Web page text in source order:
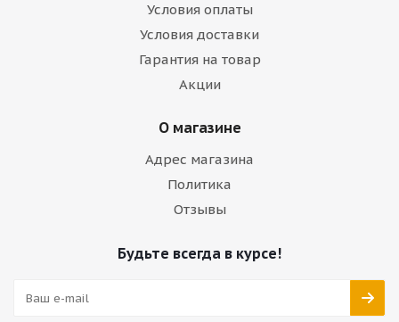
Условия оплаты
Условия доставки
Гарантия на товар
Акции
О магазине
Адрес магазина
Политика
Отзывы
Будьте всегда в курсе!